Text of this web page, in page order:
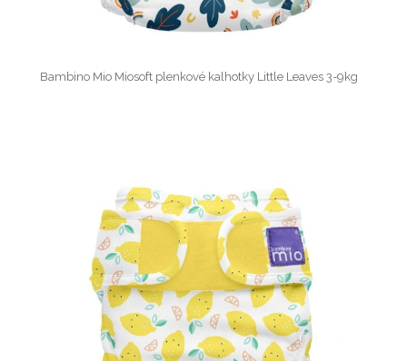
Bambino Mio Miosoft plenkové kalhotky Little Leaves 3-9kg